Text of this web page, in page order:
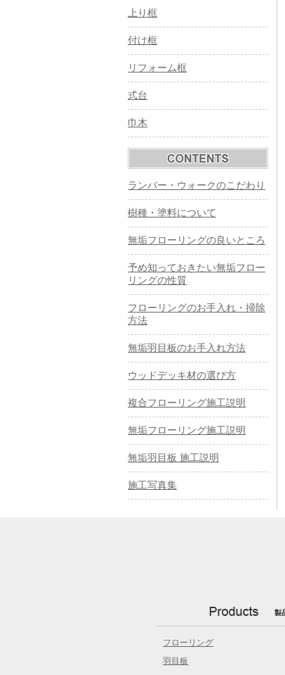
上り框
付け框
リフォーム框
式台
巾木
ランバー・ウォークのこだわり
樹種・塗料について
無垢フローリングの良いところ
予め知っておきたい無垢フロー
リングの性質
フローリングのお手入れ・掃除
方法
無垢羽目板のお手入れ方法
ウッドデッキ材の選び方
複合フローリング施工説明
無垢フローリング施工説明
無垢羽目板 施工説明
施工写真集
フローリング
羽目板